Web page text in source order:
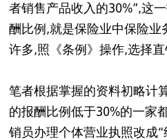
者销售产品收入的30%”,这
酬比例,就是保险业中保险业
许多,照《条例》操作,选择
笔者根据掌握的资料初略计
的报酬比例低于30%的一家
销员办理个体营业执照改成